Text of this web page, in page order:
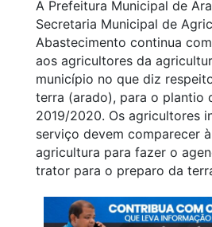
A Prefeitura Municipal de
Secretaria Municipal de
Abastecimento continua
aos agricultores da
município no que diz
terra (arado), para o plantio
2019/2020. Os agricultores
serviço devem comparecer
agricultura para fazer o
trator para o preparo da